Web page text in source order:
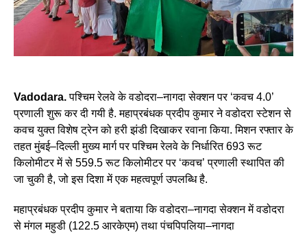
Vadodara.पश्चिम रेलवे के वडोदरा–नागदा सेक्शन पर ‘कवच 4.0’
प्रणाली शुरू कर दी गयी है. महाप्रबंधक प्रदीप कुमार ने वडोदरा स्टेशन से
कवच युक्त विशेष ट्रेन को हरी झंडी दिखाकर रवाना किया. मिशन रफ्तार के
तहत मुंबई–दिल्ली मुख्य मार्ग पर पश्चिम रेलवे के निर्धारित 693 रूट
किलोमीटर में से 559.5 रूट किलोमीटर पर ‘कवच’ प्रणाली स्थापित की
जा चुकी है, जो इस दिशा में एक महत्वपूर्ण उपलब्धि है.
महाप्रबंधक प्रदीप कुमार ने बताया कि वडोदरा–नागदा सेक्शन में वडोदरा
से मंगल महुडी (122.5 आरकेएम) तथा पंचपिपलिया–नागदा